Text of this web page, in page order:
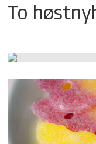
To